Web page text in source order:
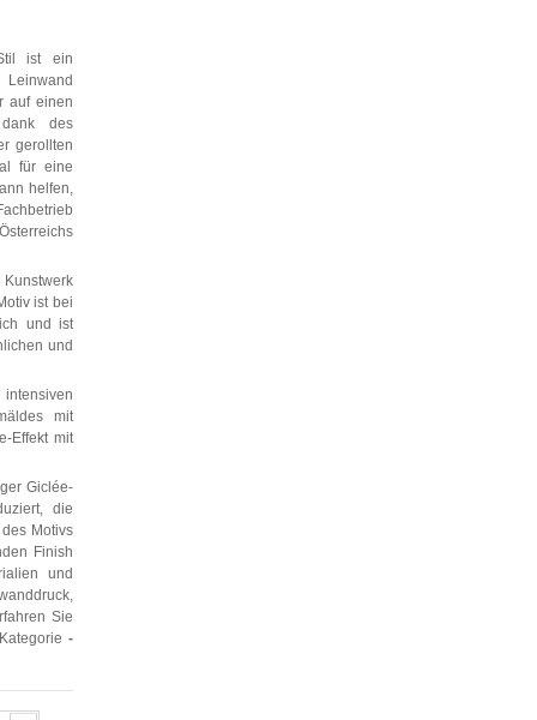
ist ein
auf einen
des
gerollten
für eine
helfen,
Kunstwerk
ist bei
und ist
und
mit
Effekt mit
Giclée-
die
Motivs
Finish
und
Sie
-